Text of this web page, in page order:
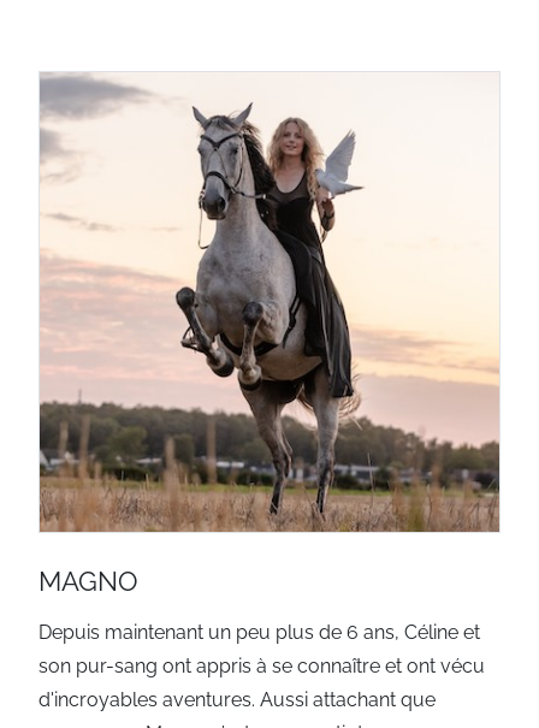
MAGNO
Depuis maintenant un peu plus de 6 ans, Céline et
son pur-sang ont appris à se connaître et ont vécu
d'incroyables aventures. Aussi attachant que